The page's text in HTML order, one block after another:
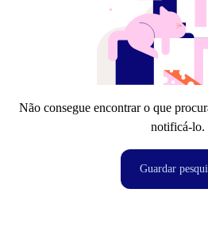
Não consegue encontrar o que
notificá-lo.
Guardar